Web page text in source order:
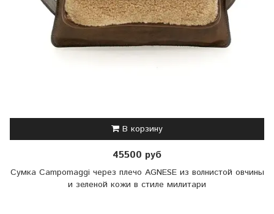
В корзину
45500 руб
Сумка Campomaggi через плечо AGNESE из волнистой овчины
и зеленой кожи в стиле милитари